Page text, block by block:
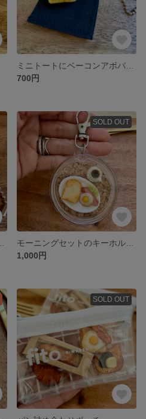
700円
SOLD OUT
1,000円
SOLD OUT